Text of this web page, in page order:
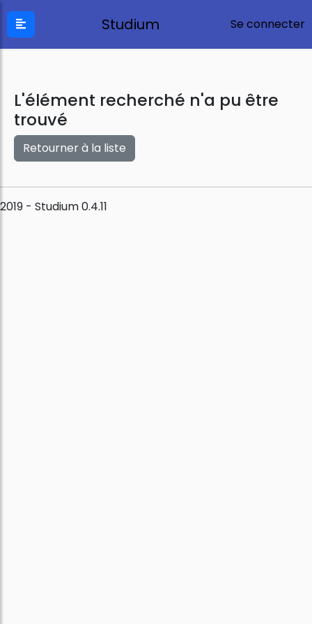
Studium Se connecter
L'élément recherché n'a pu être
trouvé
Retourner à la liste
2019 - Studium 0.4.11